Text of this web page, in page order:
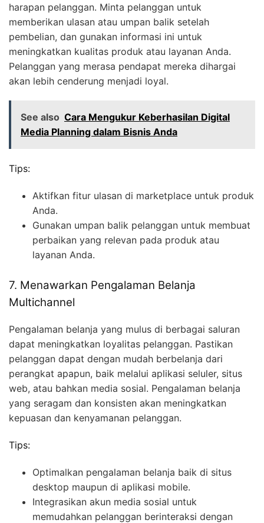
harapan pelanggan. Minta pelanggan untuk
memberikan ulasan atau umpan balik setelah
pembelian, dan gunakan informasi ini untuk
meningkatkan kualitas produk atau layanan Anda.
Pelanggan yang merasa pendapat mereka dihargai
akan lebih cenderung menjadi loyal.
See also Cara Mengukur Keberhasilan Digital
Media Planning dalam Bisnis Anda
Tips:
Aktifkan fitur ulasan di marketplace untuk produk
Anda.
Gunakan umpan balik pelanggan untuk membuat
perbaikan yang relevan pada produk atau
layanan Anda.
7. Menawarkan Pengalaman Belanja
Multichannel
Pengalaman belanja yang mulus di berbagai saluran
dapat meningkatkan loyalitas pelanggan. Pastikan
pelanggan dapat dengan mudah berbelanja dari
perangkat apapun, baik melalui aplikasi seluler, situs
web, atau bahkan media sosial. Pengalaman belanja
yang seragam dan konsisten akan meningkatkan
kepuasan dan kenyamanan pelanggan.
Tips:
Optimalkan pengalaman belanja baik di situs
desktop maupun di aplikasi mobile.
Integrasikan akun media sosial untuk
memudahkan pelanggan berinteraksi dengan